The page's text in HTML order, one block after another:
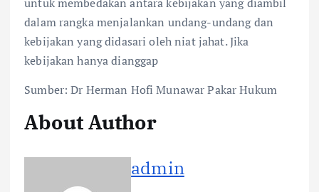
dalam rangka menjalankan undang-undang dan
kebijakan yang didasari oleh niat jahat. Jika
kebijakan hanya dianggap
Sumber: Dr Herman Hofi Munawar Pakar Hukum
About Author
admin